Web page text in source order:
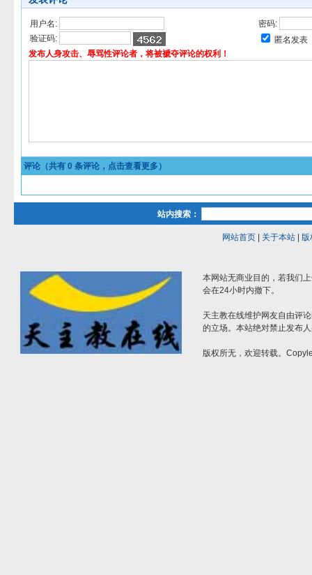
用户名:
密码:
验证码:
匿名发表
发布人身攻击、辱骂性评论者，将被褫夺评论的权利！
评论（共有 0 条评论，点击查看更多）
站内搜索：
网站首页| 关于本站| 版
本网站无商业目的，若我们
会在24小时内撤下。
天主教在线维护网友自由评
的立场。本站绝对禁止发布
版权所无，欢迎转载。